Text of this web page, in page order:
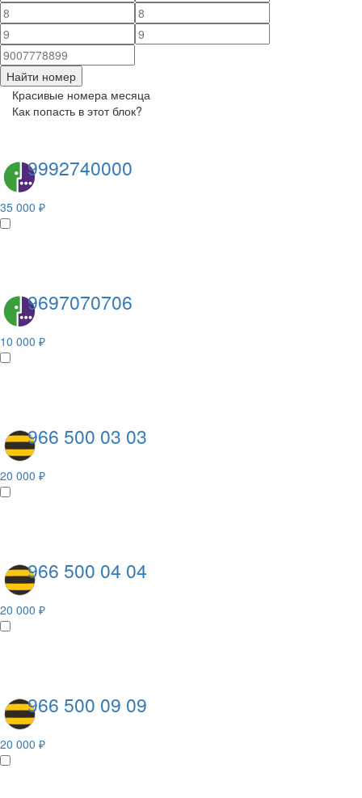
Найти номер
Красивые номера месяца
Как попасть в этот блок?
9992740000
35 000 ₽
9697070706
10 000 ₽
966 500 03 03
20 000 ₽
966 500 04 04
20 000 ₽
966 500 09 09
20 000 ₽